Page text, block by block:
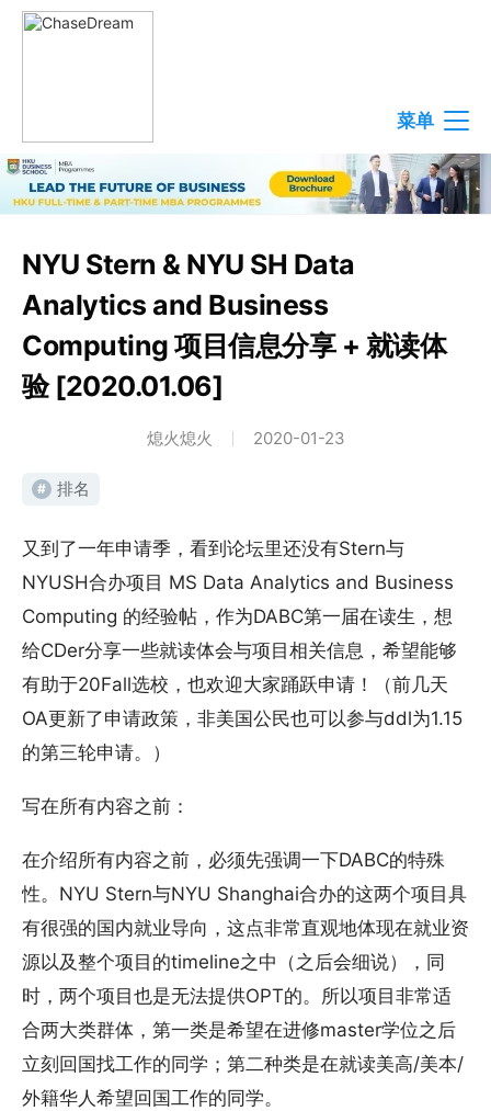
菜单
NYU Stern & NYU SH Data
Analytics and Business
Computing 项目信息分享 + 就读体
验 [2020.01.06]
熄火熄火 2020-01-23
# 排名
又到了一年申请季，看到论坛里还没有Stern与
NYUSH合办项目 MS Data Analytics and Business
Computing 的经验帖，作为DABC第一届在读生，想
给CDer分享一些就读体会与项目相关信息，希望能够
有助于20Fall选校，也欢迎大家踊跃申请！（前几天
OA更新了申请政策，非美国公民也可以参与ddl为1.15
的第三轮申请。）
写在所有内容之前：
在介绍所有内容之前，必须先强调一下DABC的特殊
性。NYU Stern与NYU Shanghai合办的这两个项目具
有很强的国内就业导向，这点非常直观地体现在就业资
源以及整个项目的timeline之中（之后会细说），同
时，两个项目也是无法提供OPT的。所以项目非常适
合两大类群体，第一类是希望在进修master学位之后
立刻回国找工作的同学；第二种类是在就读美高/美本/
外籍华人希望回国工作的同学。